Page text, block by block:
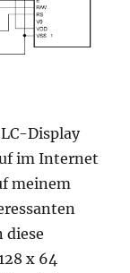
Display
im Internet
meinem
diese
x 64